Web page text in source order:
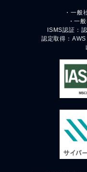
・一般
・一
ISMS認証：
認定取得：